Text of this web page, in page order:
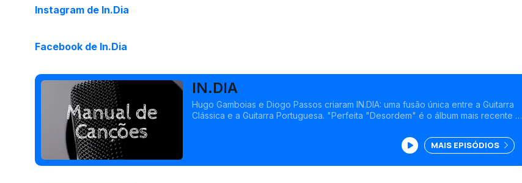
Instagram de In.Dia
Facebook de In.Dia
IN.DIA
Hugo Gamboias e Diogo Passos criaram IN.DIA: uma fusão única entre a Guitarra
Clássica e a Guitarra Portuguesa. "Perfeita "Desordem" é o álbum mais recente e
MAIS EPISÓDIOS